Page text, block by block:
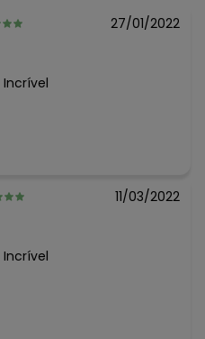
27/01/2022
Incrível
11/03/2022
Incrível